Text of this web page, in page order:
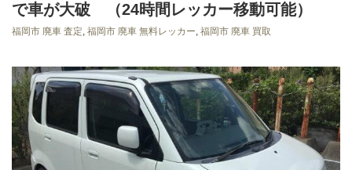
で車が大破 （24時間レッカー移動可能）
福岡市 廃車 査定, 福岡市 廃車 無料レッカー, 福岡市 廃車 買取